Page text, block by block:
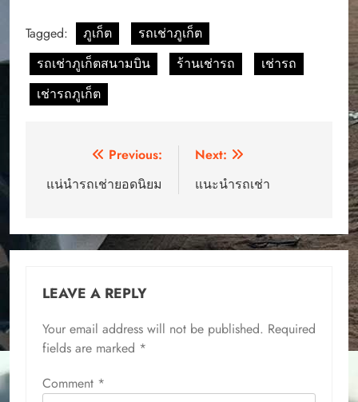
Tagged: ภูเก็ต
รถเช่าภูเก็ต
รถเช่าภูเก็ตสนามบิน
ร้านเช่ารถ
เช่ารถ
เช่ารถภูเก็ต
navigation
Previous:
แน่นำรถเช่ายอดนิยม
Next:
แนะนำรถเช่า
LEAVE A REPLY
Your email address will not be published. Required
fields are marked *
Comment *